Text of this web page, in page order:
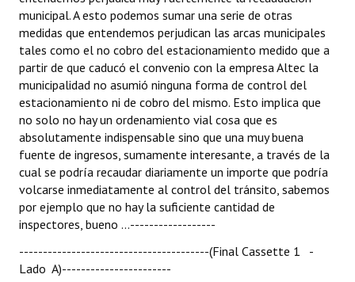
municipal. A esto podemos sumar una serie de otras
medidas que entendemos perjudican las arcas municipales
tales como el no cobro del estacionamiento medido que a
partir de que caducó el convenio con la empresa Altec la
municipalidad no asumió ninguna forma de control del
estacionamiento ni de cobro del mismo. Esto implica que
no solo no hay un ordenamiento vial cosa que es
absolutamente indispensable sino que una muy buena
fuente de ingresos, sumamente interesante, a través de la
cual se podría recaudar diariamente un importe que podría
volcarse inmediatamente al control del tránsito, sabemos
por ejemplo que no hay la suficiente cantidad de
inspectores, bueno ...------------------
----------------------------------------(Final Cassette 1 -
Lado A)-----------------------